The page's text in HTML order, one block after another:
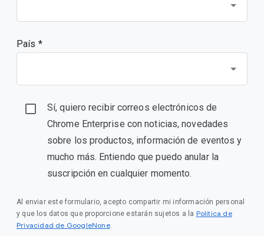
País *
Sí, quiero recibir correos electrónicos de
Chrome Enterprise con noticias, novedades
sobre los productos, información de eventos y
mucho más. Entiendo que puedo anular la
suscripción en cualquier momento.
Al enviar este formulario, acepto compartir mi información personal
y que los datos que proporcione estarán sujetos a la Política de
Privacidad de GoogleNone.